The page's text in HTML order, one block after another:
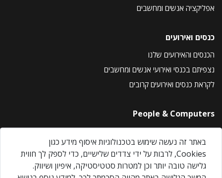
אפליקציה אנשים ומחשבים
כנסים ואירועים
הכנסים והאירועים שלנו
נצפיתם בכנסי ואירועי אנשים ומחשבים
לקראת כנסים ואירועים קרובים
People & Computers
About Us
Privacy Policy
Contact Us
Our Events
באתר זה נעשה שימוש בטכנולוגיות איסוף מידע כגון
Cookies, לרבות על ידי צדדים שלישיים, כדי לספק לך חווית
גלישה טובה יותר וכן למטרות סטטיסטיקה, איפיון ושיווק.